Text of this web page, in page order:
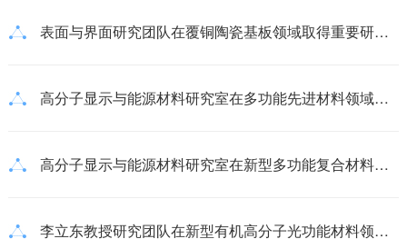
表面与界面研究团队在覆铜陶瓷基板领域取得重要研究进展
高分子显示与能源材料研究室在多功能先进材料领域取得研究进展
高分子显示与能源材料研究室在新型多功能复合材料领域取得研究进展
李立东教授研究团队在新型有机高分子光功能材料领域取得重要研究进展